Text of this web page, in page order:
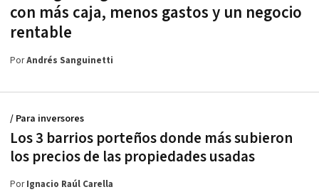
con más caja, menos gastos y un negocio
rentable
PorAndrés Sanguinetti
Los 3 barrios porteños donde más subieron
los precios de las propiedades usadas
/ Para inversores
PorIgnacio Raúl Carella